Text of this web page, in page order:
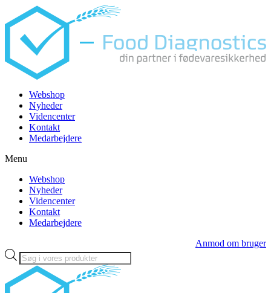
Videre
til
Webshop
Nyheder
Videncenter
Kontakt
Medarbejdere
Menu
Webshop
Nyheder
Videncenter
Kontakt
Medarbejdere
Anmod om bruger
Products
search